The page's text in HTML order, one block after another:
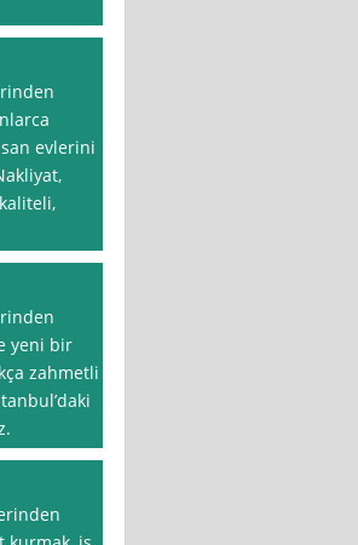
evlerini
yeni bir
zahmetli